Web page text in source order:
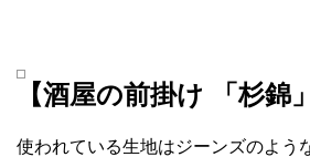
【酒屋の前掛け 「杉錦
使われている生地はジーンズのよう